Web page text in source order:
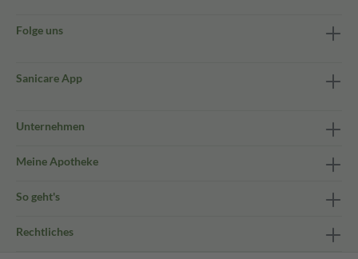
Folge uns
Sanicare App
Unternehmen
Meine Apotheke
So geht's
Rechtliches